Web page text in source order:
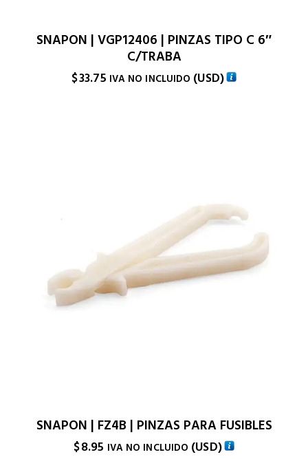
SNAPON | VGP12406 | PINZAS TIPO C 6″
C/TRABA
$33.75 IVA NO INCLUIDO (USD)
SNAPON | FZ4B | PINZAS PARA FUSIBLES
$8.95 IVA NO INCLUIDO (USD)